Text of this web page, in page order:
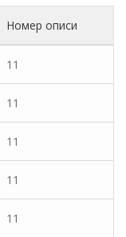
Номер описи
11
11
11
11
11